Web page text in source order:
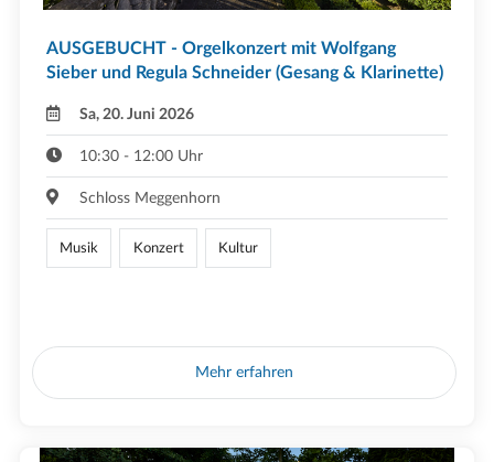
AUSGEBUCHT - Orgelkonzert mit Wolfgang
Sieber und Regula Schneider (Gesang & Klarinette)
Sa, 20. Juni 2026
10:30 - 12:00 Uhr
Schloss Meggenhorn
Musik Konzert Kultur
Mehr erfahren